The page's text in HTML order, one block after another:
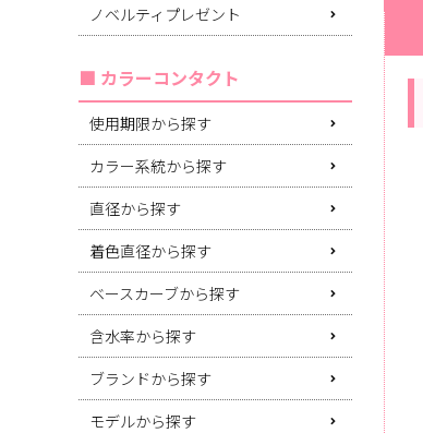
ノベルティプレゼント
カラーコンタクト
使用期限から探す
カラー系統から探す
直径から探す
着色直径から探す
ベースカーブから探す
含水率から探す
ブランドから探す
モデルから探す